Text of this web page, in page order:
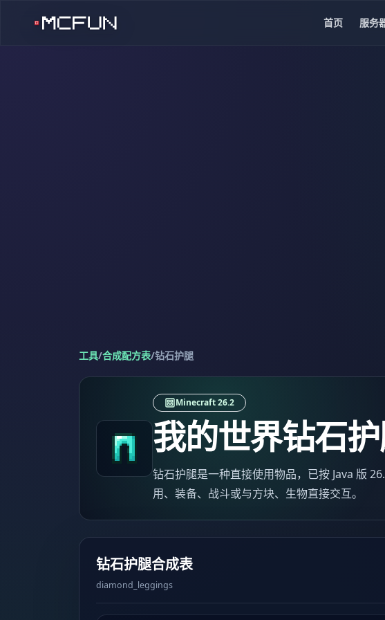
首页 服务
工具/合成配方表/钻石护腿
Minecraft 26.2
我的世界钻石
钻石护腿是一种直接使用物品，已按 Java 版
用、装备、战斗或与方块、生物直接交互。
钻石护腿合成表
diamond_leggings